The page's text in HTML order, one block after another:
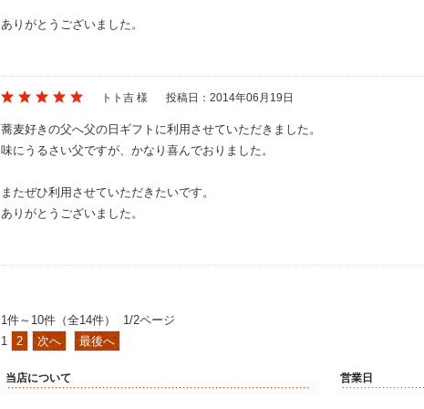
ありがとうございました。
トト吉 様 投稿日：2014年06月19日
蕎麦好きの父へ父の日ギフトに利用させていただきました。
味にうるさい父ですが、かなり喜んでおりました。
またぜひ利用させていただきたいです。
ありがとうございました。
1件～10件（全14件） 1/2ページ
1
2 次へ 最後へ
当店について 営業日